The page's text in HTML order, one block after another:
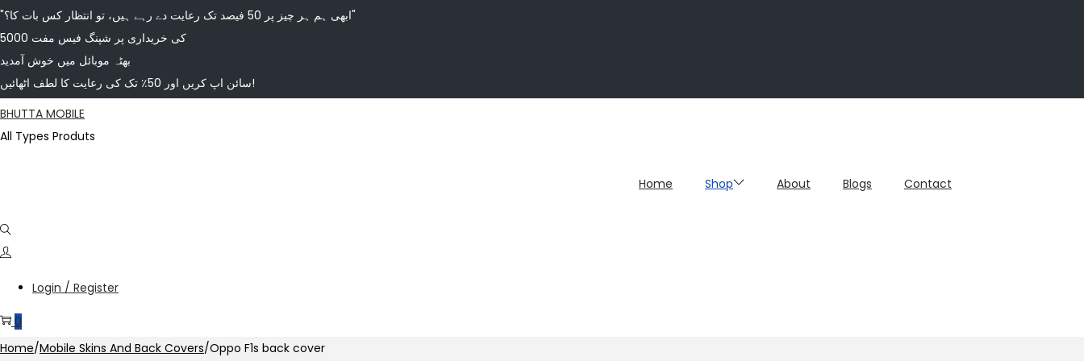
"ابھی ہم ہر چیز پر 50 فیصد تک رعایت دے رہے ہیں، تو انتظار کس بات کا؟"
5000 کی خریداری پر شپنگ فیس مفت
بھٹہ موبائل میں خوش آمدید
سائن اپ کریں اور 50٪ تک کی رعایت کا لطف اٹھائیں!
BHUTTA MOBILE
All Types Produts
Home Shop About Blogs Contact
Login / Register
0
Home/Mobile Skins And Back Covers/Oppo F1s back cover